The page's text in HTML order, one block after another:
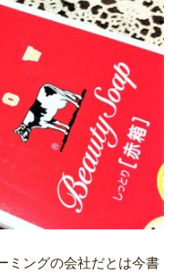
ミングの会社だとは今書